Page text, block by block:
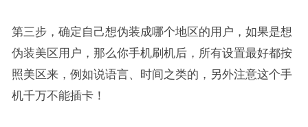
第三步，确定自己想伪装成哪个地区的用户，如果是想
伪装美区用户，那么你手机刷机后，所有设置最好都按
照美区来，例如说语言、时间之类的，另外注意这个手
机千万不能插卡！